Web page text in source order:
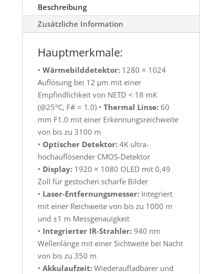
Beschreibung
Zusätzliche Information
Hauptmerkmale:
• Wärmebilddetektor:1280 × 1024
Auflösung bei 12 μm mit einer
Empfindlichkeit von NETD < 18 mK
(@25°C, F# = 1.0) • Thermal Linse:60
mm F1.0 mit einer Erkennungsreichweite
von bis zu 3100 m
• Optischer Detektor:4K ultra-
hochauflösender CMOS-Detektor
• Display:1920 × 1080 OLED mit 0,49
Zoll für gestochen scharfe Bilder
• Laser-Entfernungsmesser:Integriert
mit einer Reichweite von bis zu 1000 m
und ±1 m Messgenauigkeit
• Integrierter IR-Strahler:940 nm
Wellenlänge mit einer Sichtweite bei Nacht
von bis zu 350 m
• Akkulaufzeit:Wiederaufladbarer und